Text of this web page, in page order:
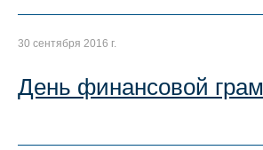
30 сентября 2016 г.
День финансовой